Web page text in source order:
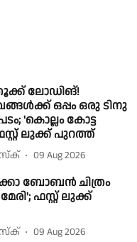
ലോഡിങ്!
ഒപ്പം ഒരു ടിനു
'കൊല്ലം കോട്ട
ലുക്ക് പുറത്ത്
09 Aug 2026
ബോബൻ ചിത്രം
ഫസ്റ്റ് ലുക്ക്
09 Aug 2026